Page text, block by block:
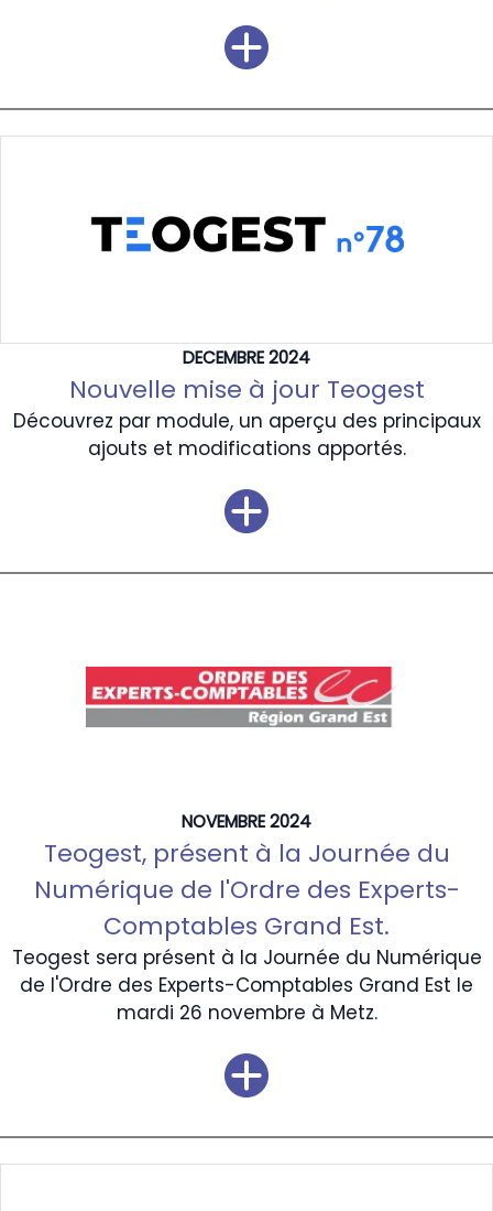
DECEMBRE 2024
Nouvelle mise à jour Teogest
Découvrez par module, un aperçu des principaux
ajouts et modifications apportés.
NOVEMBRE 2024
Teogest, présent à la Journée du
Numérique de l'Ordre des Experts-
Comptables Grand Est.
Teogest sera présent à la Journée du Numérique
de l'Ordre des Experts-Comptables Grand Est le
mardi 26 novembre à Metz.